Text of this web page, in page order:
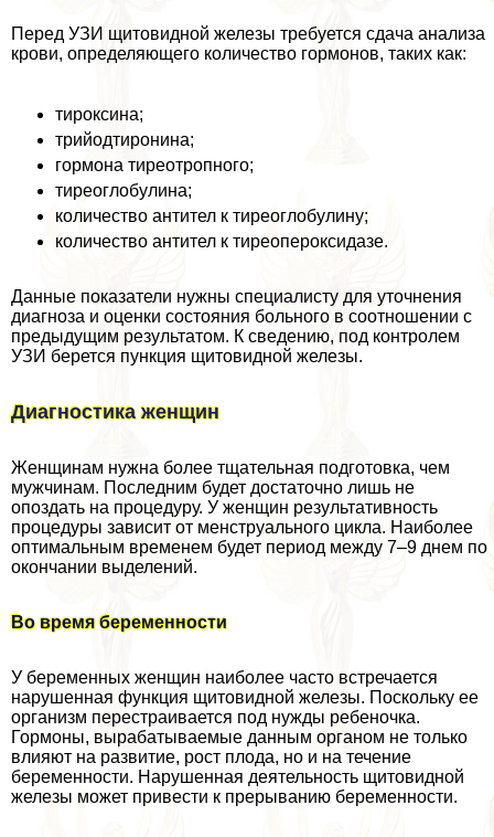
Перед УЗИ щитовидной железы требуется сдача анализа
крови, определяющего количество гормонов, таких как:
тироксина;
трийодтиронина;
гормона тиреотропного;
тиреоглобулина;
количество антител к тиреоглобулину;
количество антител к тиреопероксидазе.
Данные показатели нужны специалисту для уточнения
диагноза и оценки состояния больного в соотношении с
предыдущим результатом. К сведению, под контролем
УЗИ берется пункция щитовидной железы.
Диагностика женщин
Женщинам нужна более тщательная подготовка, чем
мужчинам. Последним будет достаточно лишь не
опоздать на процедуру. У женщин результативность
процедуры зависит от мeнcтpуального цикла. Наиболее
оптимальным временем будет период между 7–9 днем по
окончании выделений.
Во время беременности
У беременных женщин наиболее часто встречается
нарушенная функция щитовидной железы. Поскольку ее
организм перестраивается под нужды ребеночка.
Гормоны, выpaбатываемые данным органом не только
влияют на развитие, рост плода, но и на течение
беременности. Нарушенная деятельность щитовидной
железы может привести к прерыванию беременности.